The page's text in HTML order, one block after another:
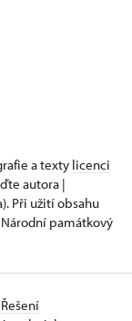
a texty licenci
autora |
Při užití obsahu
Národní památkový
Řešení